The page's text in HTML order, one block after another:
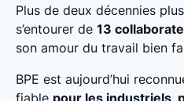
Plus de deux décennies
s’entourer de 13
son amour du travail bien
BPE est aujourd’hui
fiable pour les industriels,